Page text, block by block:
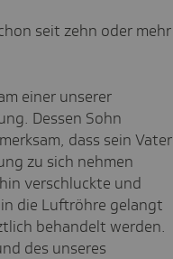
seit zehn oder mehr
einer unserer
Dessen Sohn
dass sein Vater
zu sich nehmen
verschluckte und
die Luftröhre gelangt
behandelt werden.
des unseres